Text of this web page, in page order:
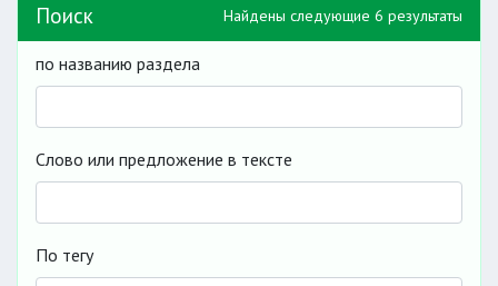
Поиск Найдены следующие 6 результаты
по названию раздела
Слово или предложение в тексте
По тегу